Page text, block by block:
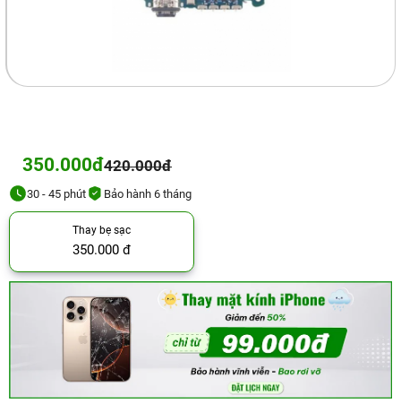
350.000đ420.000đ
30 - 45 phút Bảo hành 6 tháng
Thay bẹ sạc
350.000 đ